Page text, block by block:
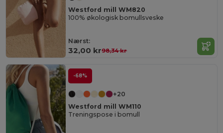
Westford mill WM820
100% økologisk bomullsveske
Nærst:
32,00 kr98,34 kr
-68%
+20
Westford mill WM110
Treningspose i bomull